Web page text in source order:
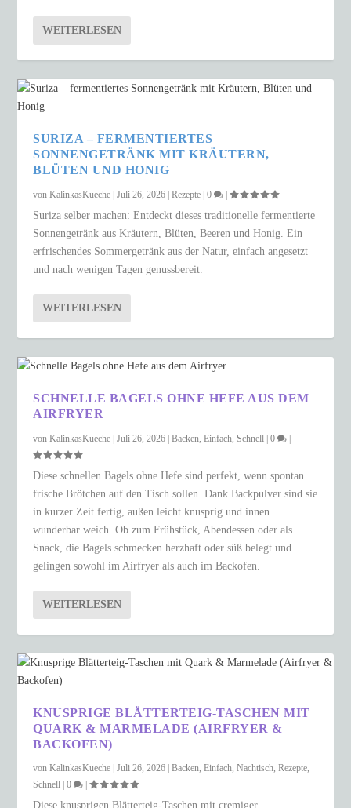
WEITERLESEN
SURIZA – FERMENTIERTES
SONNENGETRÄNK MIT KRÄUTERN,
BLÜTEN UND HONIG
vonKalinkasKueche |Juli 26, 2026 |Rezepte |0 |
Suriza selber machen: Entdeckt dieses traditionelle fermentierte
Sonnengetränk aus Kräutern, Blüten, Beeren und Honig. Ein
erfrischendes Sommergetränk aus der Natur, einfach angesetzt
und nach wenigen Tagen genussbereit.
WEITERLESEN
SCHNELLE BAGELS OHNE HEFE AUS DEM
AIRFRYER
vonKalinkasKueche |Juli 26, 2026 |Backen,Einfach,Schnell |0
Diese schnellen Bagels ohne Hefe sind perfekt, wenn spontan
frische Brötchen auf den Tisch sollen. Dank Backpulver sind sie
in kurzer Zeit fertig, außen leicht knusprig und innen
wunderbar weich. Ob zum Frühstück, Abendessen oder als
Snack, die Bagels schmecken herzhaft oder süß belegt und
gelingen sowohl im Airfryer als auch im Backofen.
WEITERLESEN
KNUSPRIGE BLÄTTERTEIG-TASCHEN MIT
QUARK & MARMELADE (AIRFRYER &
BACKOFEN)
vonKalinkasKueche |Juli 26, 2026 |Backen,Einfach,Nachtisch,Rezepte,
Schnell |0 |
Diese knusprigen Blätterteig-Taschen mit cremiger